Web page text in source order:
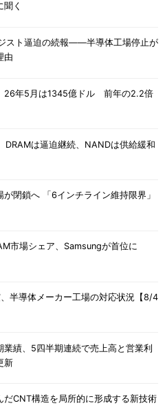
聞く
スト逼迫の続報――半導体工場停止が
由
26年5月は1345億ドル 前年の2.2倍
は逼迫継続、NANDは供給緩和
が閉鎖へ 「6インチライン維持限界」
市場シェア、Samsungが首位に
半導体メーカー工場の対応状況【8/4
業績、5四半期連続で売上高と営業利
新
だCNT構造を局所的に形成する新技術